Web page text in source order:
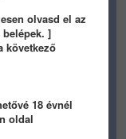
olvasd el az
]
következő
18 évnél
oldal